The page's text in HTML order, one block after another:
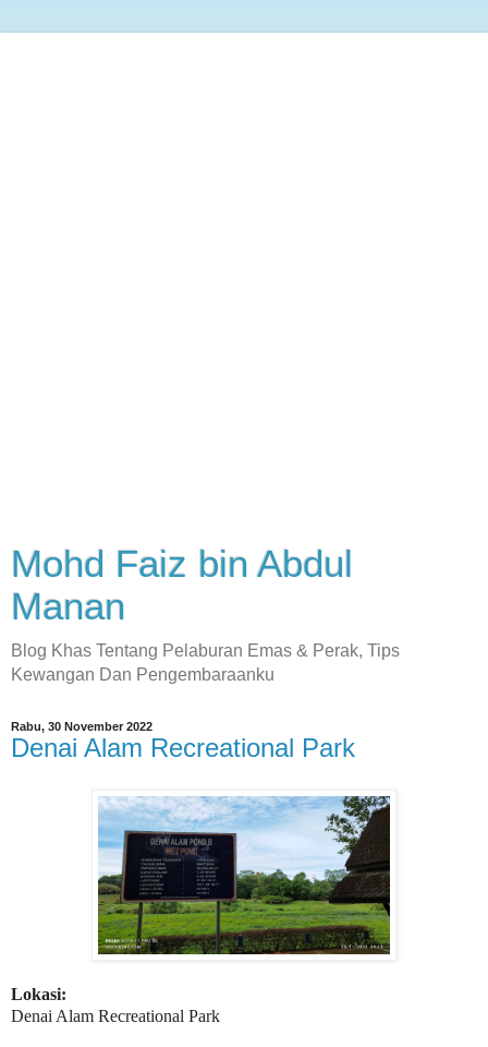
Mohd Faiz bin Abdul
Manan
Blog Khas Tentang Pelaburan Emas & Perak, Tips
Kewangan Dan Pengembaraanku
Rabu, 30 November 2022
Denai Alam Recreational Park
Lokasi:
Denai Alam Recreational Park